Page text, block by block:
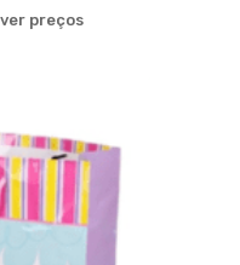
preços